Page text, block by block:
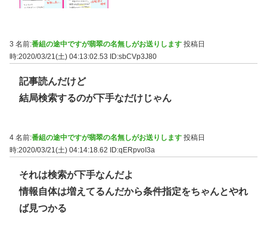
3 名前:番組の途中ですが翡翠の名無しがお送りします 投稿日
時:2020/03/21(土) 04:13:02.53
ID:sbCVp3J80
記事読んだけど
結局検索するのが下手なだけじゃん
4 名前:番組の途中ですが翡翠の名無しがお送りします 投稿日
時:2020/03/21(土) 04:14:18.62
ID:qERpvoI3a
それは検索が下手なんだよ
情報自体は増えてるんだから条件指定をちゃんとやれ
ば見つかる